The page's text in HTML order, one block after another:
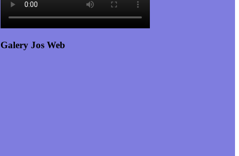
Galery Jos Web